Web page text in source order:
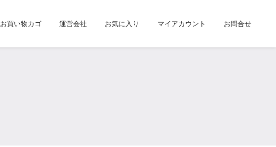
お買い物カゴ 運営会社 お気に入り マイアカウント お問合せ